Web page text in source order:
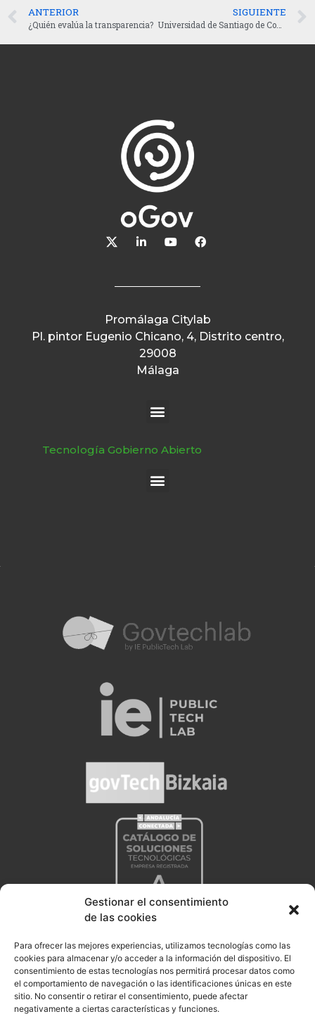
Gestionar el consentimiento
de las cookies
Para ofrecer las mejores experiencias, utilizamos tecnologías como las
cookies para almacenar y/o acceder a la información del dispositivo. El
consentimiento de estas tecnologías nos permitirá procesar datos como
el comportamiento de navegación o las identificaciones únicas en este
sitio. No consentir o retirar el consentimiento, puede afectar
negativamente a ciertas características y funciones.
ANTERIOR
¿Quién evalúa la transparencia?
SIGUIENTE
Universidad de Santiago de Compostela
Promálaga Citylab
Pl. pintor Eugenio Chicano, 4, Distrito centro,
29008
Málaga
Tecnología Gobierno Abierto